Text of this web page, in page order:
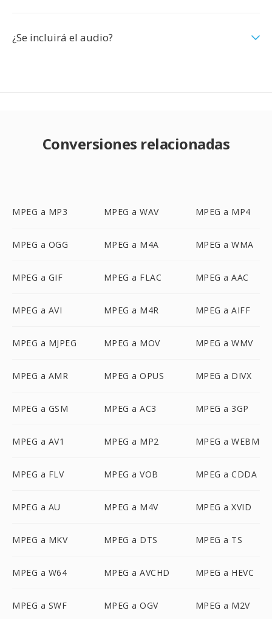
¿Se incluirá el audio?
Conversiones relacionadas
MPEG a MP3 MPEG a WAV MPEG a MP4
MPEG a OGG MPEG a M4A MPEG a WMA
MPEG a GIF MPEG a FLAC MPEG a AAC
MPEG a AVI MPEG a M4R MPEG a AIFF
MPEG a MJPEG MPEG a MOV MPEG a WMV
MPEG a AMR MPEG a OPUS MPEG a DIVX
MPEG a GSM MPEG a AC3 MPEG a 3GP
MPEG a AV1 MPEG a MP2 MPEG a WEBM
MPEG a FLV MPEG a VOB MPEG a CDDA
MPEG a AU MPEG a M4V MPEG a XVID
MPEG a MKV MPEG a DTS MPEG a TS
MPEG a W64 MPEG a AVCHD MPEG a HEVC
MPEG a SWF MPEG a OGV MPEG a M2V